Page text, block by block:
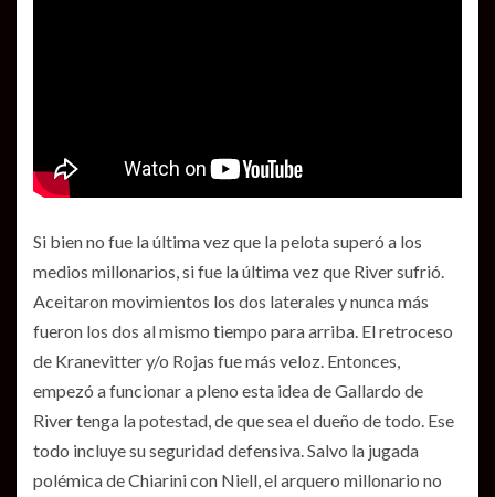
Si bien no fue la última vez que la pelota superó a los
medios millonarios, si fue la última vez que River sufrió.
Aceitaron movimientos los dos laterales y nunca más
fueron los dos al mismo tiempo para arriba. El retroceso
de Kranevitter y/o Rojas fue más veloz. Entonces,
empezó a funcionar a pleno esta idea de Gallardo de
River tenga la potestad, de que sea el dueño de todo. Ese
todo incluye su seguridad defensiva. Salvo la jugada
polémica de Chiarini con Niell, el arquero millonario no